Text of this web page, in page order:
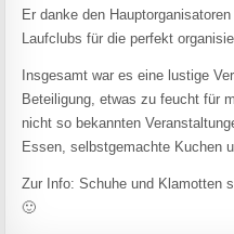
Er danke den
Laufclubs für die perfekt
Insgesamt war es eine lustige
Beteiligung, etwas zu feucht für
nicht so bekannten
Essen, selbstgemachte Kuchen
Zur Info: Schuhe und Klamotten
🙂